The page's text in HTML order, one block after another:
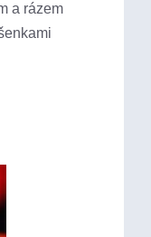
a rázem